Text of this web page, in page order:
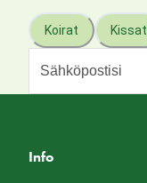
Koirat Kissat
Info